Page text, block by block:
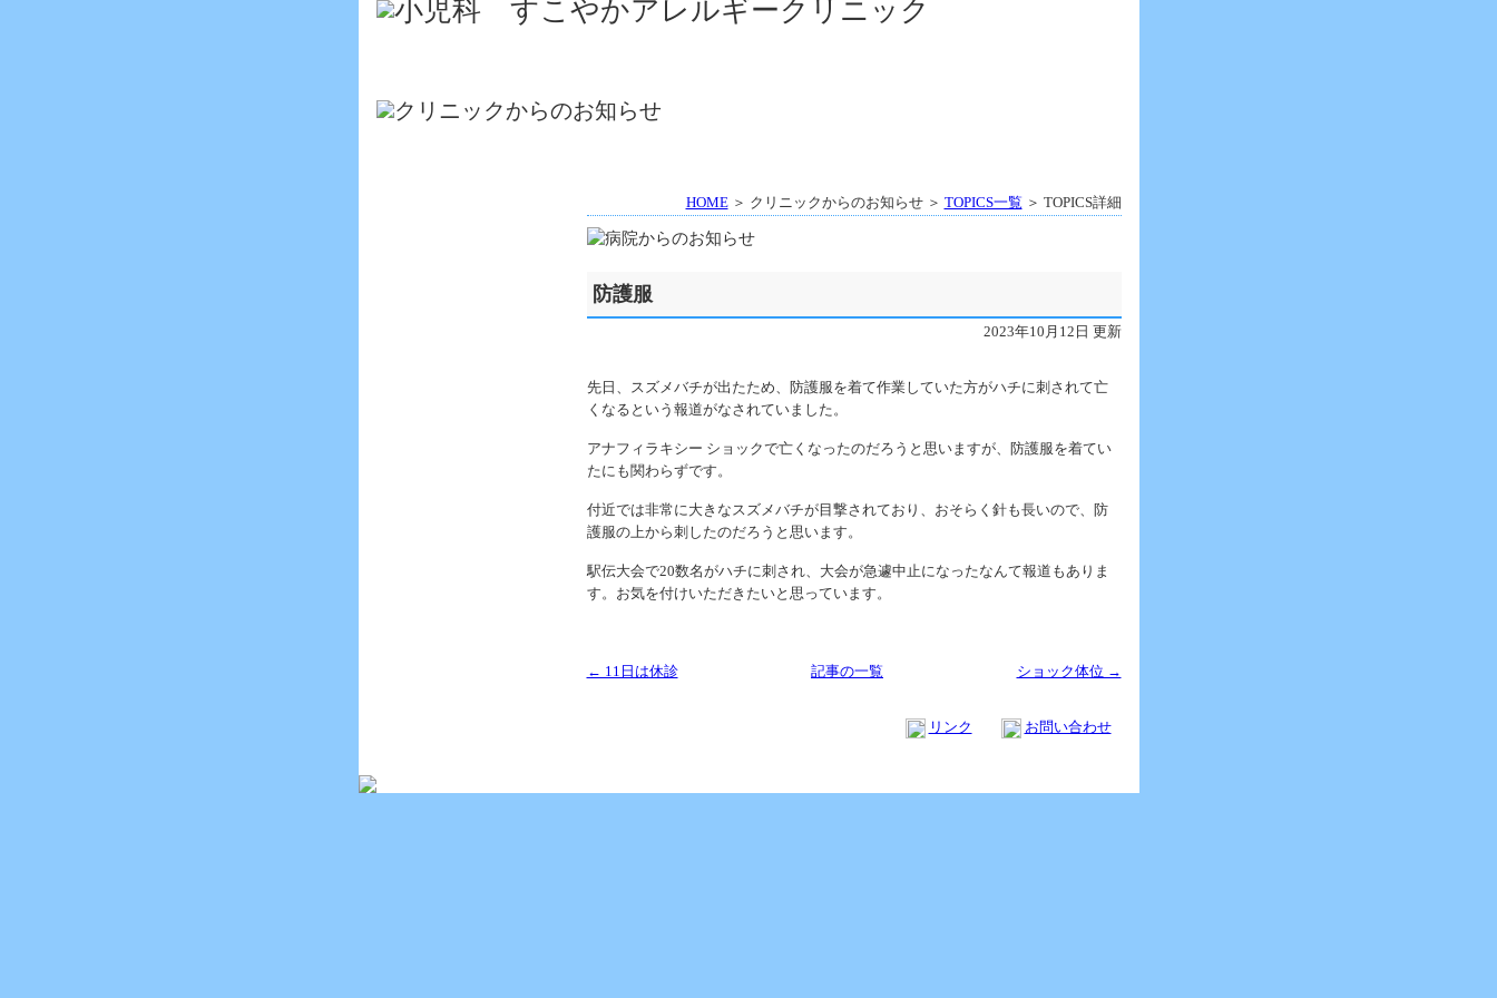
HOME＞ クリニックからのお知らせ ＞ TOPICS一覧 ＞ TOPICS詳細
防護服
2023年10月12日 更新
先日、スズメバチが出たため、防護服を着て作業していた方がハチに刺されて亡
くなるという報道がなされていました。
アナフィラキシー ショックで亡くなったのだろうと思いますが、防護服を着てい
たにも関わらずです。
付近では非常に大きなスズメバチが目撃されており、おそらく針も長いので、防
護服の上から刺したのだろうと思います。
駅伝大会で20数名がハチに刺され、大会が急遽中止になったなんて報道もありま
す。お気を付けいただきたいと思っています。
← 11日は休診 記事の一覧 ショック体位 →
リンク
お問い合わせ